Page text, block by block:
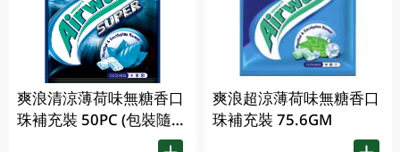
爽浪清涼薄荷味無糖香口
珠補充裝 50PC (包裝隨機
爽浪超涼薄荷味無糖香口
珠補充裝 75.6GM